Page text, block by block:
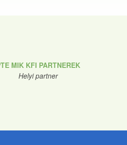
MIK KFI PARTNEREK
Helyi partner